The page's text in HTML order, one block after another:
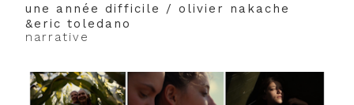
une année difficile / olivier nakache
&eric toledano
narrative